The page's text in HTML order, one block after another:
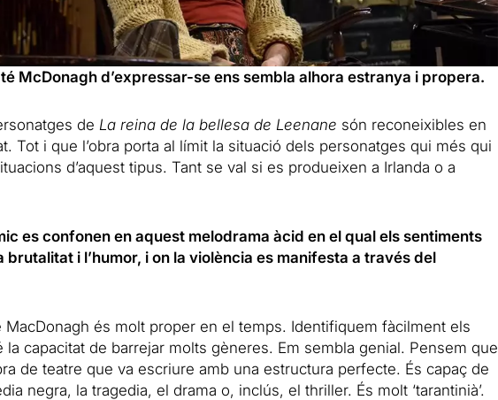
McDonagh d’expressar-se ens sembla alhora estranya i propera.
de La reina de la bellesa de Leenane són reconeixibles en
Tot i que l’obra porta al límit la situació dels personatges qui més qui
d’aquest tipus. Tant se val si es produeixen a Irlanda o a
es confonen en aquest melodrama àcid en el qual els sentiments
brutalitat i l’humor, i on la violència es manifesta a través del
MacDonagh és molt proper en el temps. Identifiquem fàcilment els
la capacitat de barrejar molts gèneres. Em sembla genial. Pensem que
de teatre que va escriure amb una estructura perfecte. És capaç de
negra, la tragedia, el drama o, inclús, el thriller. És molt ‘tarantinià’.